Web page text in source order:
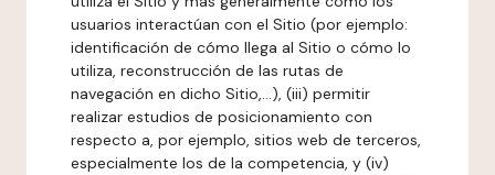
usuarios interactúan con el Sitio (por ejemplo:
identificación de cómo llega al Sitio o cómo lo
utiliza, reconstrucción de las rutas de
navegación en dicho Sitio,...), (iii) permitir
realizar estudios de posicionamiento con
respecto a, por ejemplo, sitios web de terceros,
especialmente los de la competencia, y (iv)